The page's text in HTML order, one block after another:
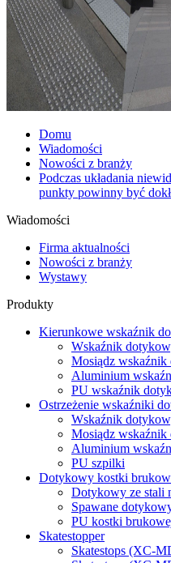
Domu
Wiadomości
Nowości z branży
Podczas układania
punkty powinny być
Wiadomości
Firma aktualności
Nowości z branży
Wystawy
Produkty
Kierunkowe wskaźnik
Wskaźnik
Mosiądz
Aluminium
PU wskaźnik
Ostrzeżenie wskaźniki
Wskaźnik
Mosiądz
Aluminium
PU szpilki
Dotykowy kostki
Dotykowy ze stali
Spawane
PU kostki
Skatestopper
Skatestops (XC-